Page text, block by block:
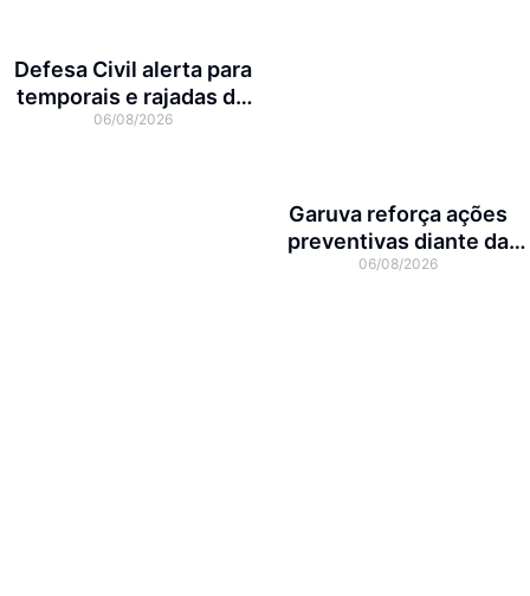
Defesa Civil alerta para
temporais e rajadas de
vento de até 70 km/h em
06/08/2026
Garuva reforça ações
preventivas diante da
previsão de atuação do El
06/08/2026